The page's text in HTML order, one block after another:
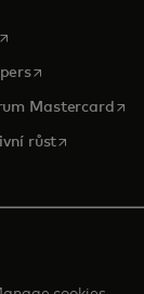
in a new tab
opens in a new
Mastercard
růstopens in a